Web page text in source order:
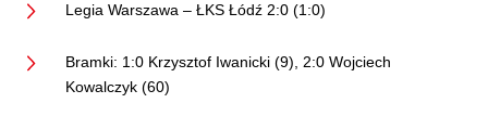
Legia Warszawa – ŁKS Łódź 2:0 (1:0)
Bramki: 1:0 Krzysztof Iwanicki (9), 2:0 Wojciech
Kowalczyk (60)